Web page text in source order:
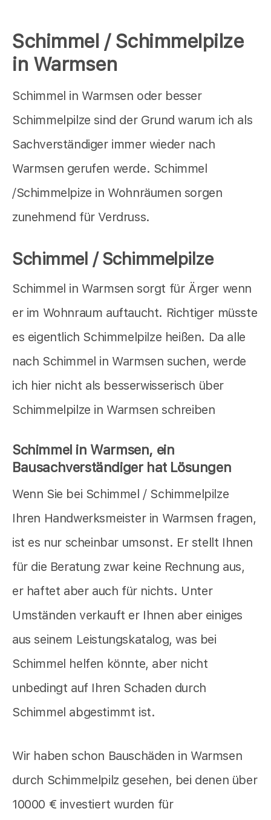
Schimmel / Schimmelpilze
in Warmsen
Schimmel in Warmsen oder besser
Schimmelpilze sind der Grund warum ich als
Sachverständiger immer wieder nach
Warmsen gerufen werde. Schimmel
/Schimmelpize in Wohnräumen sorgen
zunehmend für Verdruss.
Schimmel / Schimmelpilze
Schimmel in Warmsen sorgt für Ärger wenn
er im Wohnraum auftaucht. Richtiger müsste
es eigentlich Schimmelpilze heißen. Da alle
nach Schimmel in Warmsen suchen, werde
ich hier nicht als besserwisserisch über
Schimmelpilze in Warmsen schreiben
Schimmel in Warmsen, ein
Bausachverständiger hat Lösungen
Wenn Sie bei Schimmel / Schimmelpilze
Ihren Handwerksmeister in Warmsen fragen,
ist es nur scheinbar umsonst. Er stellt Ihnen
für die Beratung zwar keine Rechnung aus,
er haftet aber auch für nichts. Unter
Umständen verkauft er Ihnen aber einiges
aus seinem Leistungskatalog, was bei
Schimmel helfen könnte, aber nicht
unbedingt auf Ihren Schaden durch
Schimmel abgestimmt ist.
Wir haben schon Bauschäden in Warmsen
durch Schimmelpilz gesehen, bei denen über
10000 € investiert wurden für